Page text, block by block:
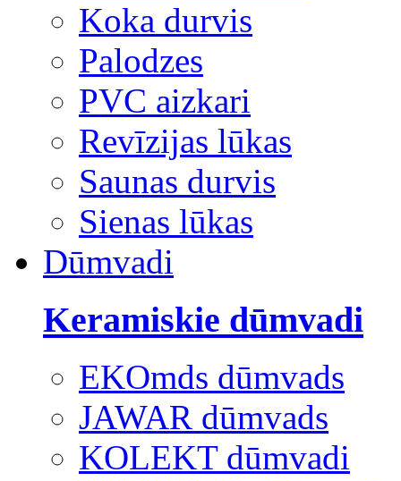
Koka durvis
Palodzes
PVC aizkari
Revīzijas lūkas
Saunas durvis
Sienas lūkas
Dūmvadi
Keramiskie dūmvadi
EKOmds dūmvads
JAWAR dūmvads
KOLEKT dūmvadi